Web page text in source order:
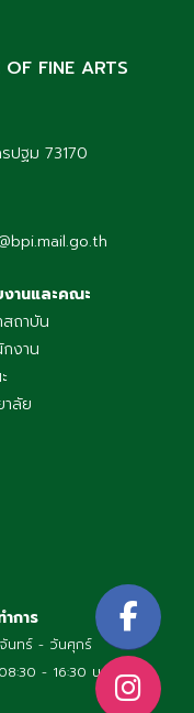
FINE ARTS
ปฐม 73170
านและคณะ
ถาบัน
งาน
ลัย
ำการ
นทร์ - วันศุกร์
- 16:30 น.